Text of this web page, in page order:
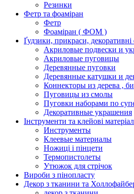
Резинки
Фетр та фоаміран
Фетр
Фоаміран ( ФОМ )
Ґудзики, прикраси, декоративні
Акриловые подвески и
Акриловые пуговицы
Деревянные пуговки
Деревянные катушки и
Коннекторы из дерева ,
Пуговицы из смолы
Пуговки наборами по
Декоративные украшения
Інструменти та клейові
Инструменты
Клеевые материалы
Ножиці і пінцети
Термопистолеты
Утюжок для стрічок
Вироби з пінопласту
Декор з тканини та